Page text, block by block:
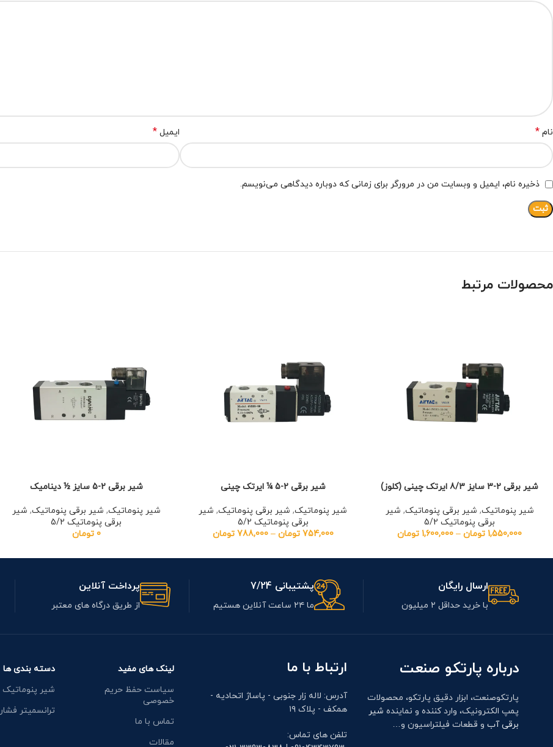
نام * ایمیل *
ذخیره نام، ایمیل و وبسایت من در مرورگر برای زمانی که دوباره دیدگاهی می‌نویسم.
محصولات مرتبط
شیر برقی 2-3 سایز 8/3 ایرتک چینی (کلوز)
شیر پنوماتیک, شیر برقی پنوماتیک, شیر
برقی پنوماتیک 5/2
1,550,000 تومان –
1,600,000 تومان
شیر برقی 2-5 ¼ ایرتک چینی
شیر پنوماتیک, شیر برقی پنوماتیک, شیر
برقی پنوماتیک 5/2
754,000 تومان –
788,000 تومان
شیر برقی 2-5 سایز ½ دینامیک
شیر پنوماتیک, شیر برقی پنوماتیک, شیر
برقی پنوماتیک 5/2
0 تومان
ارسال رایگان
با خرید حداقل ۲ میلیون
پشتیبانی 7/24
ما ۲۴ ساعت آنلاین هستیم
پرداخت آنلاین
از طریق درگاه های معتبر
درباره پارتکو صنعت
پارتکوصنعت، ابزار دقیق پارتکو، محصولات
پمپ الکترونیک، وارد کننده و نماینده شیر
برقی آب و قطعات فیلتراسیون و…
ارتباط با ما
آدرس: لاله زار جنوبی - پاساژ اتحادیه -
همکف - پلاک ۱۹
تلفن های تماس:
لینک های مفید
سیاست حفظ حریم
خصوصی
تماس با ما
مقالات
دسته بندی ها
شیر پنوماتیک
ترانسمیتر فشار